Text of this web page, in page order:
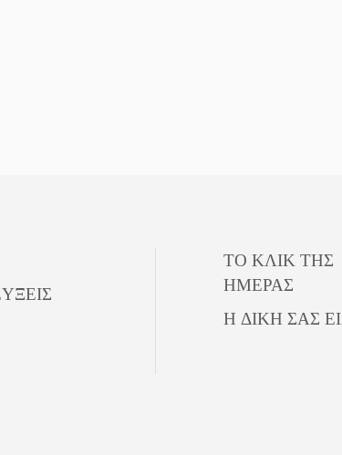
ΤΟ ΚΛΙΚ ΤΗΣ
ΗΜΕΡΑΣ
Η ΔΙΚΗ ΣΑΣ